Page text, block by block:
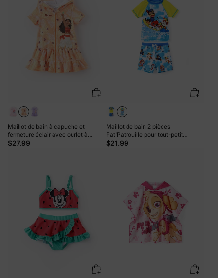
Maillot de bain à capuche et
fermeture éclair avec ourlet à
volants pour petite fille Motif
$27.99
Maillot de bain 2 pièces
Pat'Patrouille pour tout-petit
garçon, haut et short colorblock
$21.99